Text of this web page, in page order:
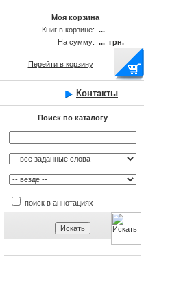
Моя корзина
Книг в корзине: ...
На сумму: ... грн.
Перейти в корзину
Контакты
Поиск по каталогу
поиск в аннотациях